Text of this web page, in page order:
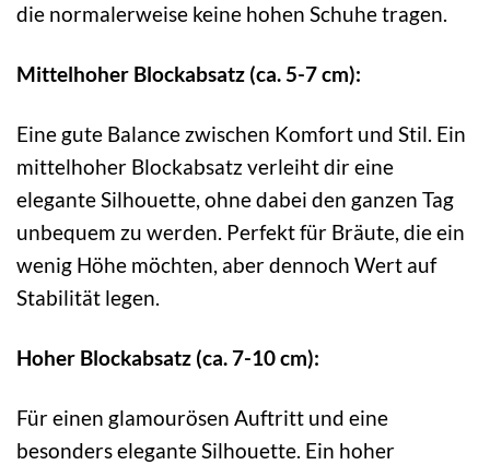
die normalerweise keine hohen Schuhe tragen.
Mittelhoher Blockabsatz (ca. 5-7 cm):
Eine gute Balance zwischen Komfort und Stil. Ein
mittelhoher Blockabsatz verleiht dir eine
elegante Silhouette, ohne dabei den ganzen Tag
unbequem zu werden. Perfekt für Bräute, die ein
wenig Höhe möchten, aber dennoch Wert auf
Stabilität legen.
Hoher Blockabsatz (ca. 7-10 cm):
Für einen glamourösen Auftritt und eine
besonders elegante Silhouette. Ein hoher